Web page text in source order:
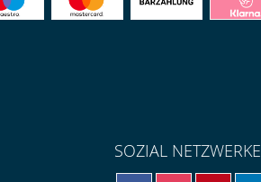
SOZIAL NETZWERKE